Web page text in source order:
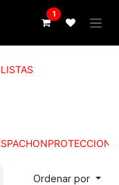
1
PACHON
Ordenar por